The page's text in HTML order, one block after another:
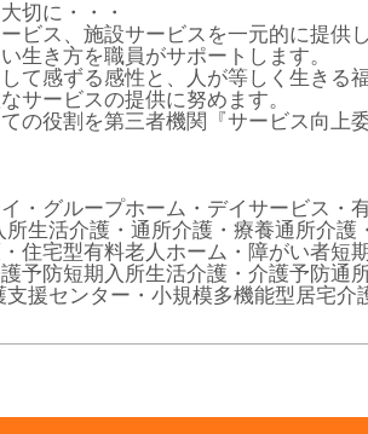
切に・・・
ビス、施設サービスを一元的に提供
生き方を職員がサポートします。
て感ずる感性と、人が等しく生きる
サービスの提供に努めます。
の役割を第三者機関『サービス向上
・グループホーム・デイサービス・
生活介護・通所介護・療養通所介護
住宅型有料老人ホーム・障がい者短
予防短期入所生活介護・介護予防通
援センター・小規模多機能型居宅介